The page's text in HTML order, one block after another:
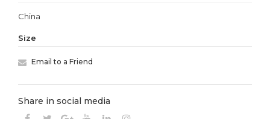
China
Size
Email to a Friend
Share in social media